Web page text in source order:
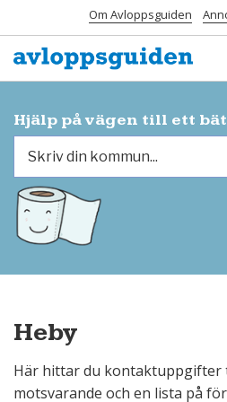
Om Avloppsguiden
Hjälp på vägen till ett
Heby
Här hittar du
motsvarande och en lista på